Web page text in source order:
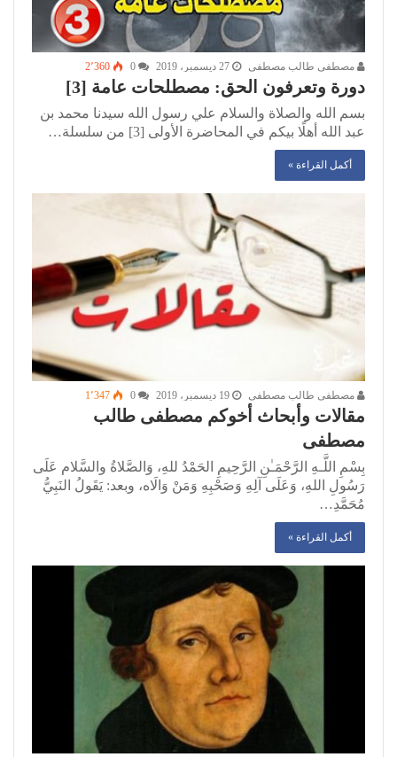
مصطفى طالب مصطفى 27 ديسمبر، 2019 2٬360
دورة وتعرفون الحق: مصطلحات عامة [3]
بسم الله والصلاة والسلام علي رسول الله سيدنا محمد بن
عبد الله أهلًا بيكم في المحاضرة الأولى [3] من سلسلة…
أكمل القراءة »
مصطفى طالب مصطفى 19 ديسمبر، 2019 1٬347
مقالات وأبحاث أخوكم مصطفى طالب
مصطفى
بِسْمِ اللَّـهِ الرَّحْمَـٰنِ الرَّحِيمِ الحَمْدُ للهِ، وَالصَّلاةُ والسَّلام عَلَى
رَسُولِ اللهِ، وَعَلَى آلِهِ وَصَحْبِهِ وَمَنْ وَالَاه، وبعد: يَقَولُ النَبِيُّ
مُحَمَّدِ…
أكمل القراءة »